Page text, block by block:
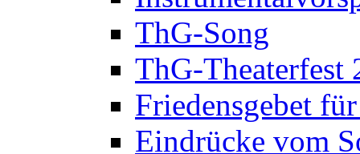
ThG-Song
ThG-Theaterfest
Friedensgebet
Eindrücke vom